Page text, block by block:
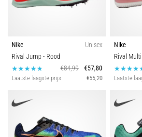
uit,
6. 8. 2026
7 min. lezen
Hardlopersknie:
Behandeling
Preventie
Nike
Unisex
Rival Jump - Rood
€84,99
€57,80
Laatste laagste prijs €55,20
Nike
Rival Multi
Laatste